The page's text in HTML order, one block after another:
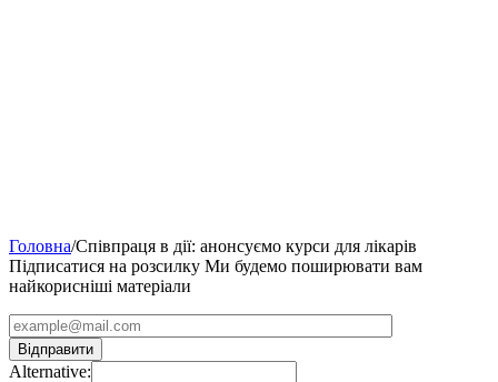
Головна/Співпраця в дії: анонсуємо курси для лікарів
Підписатися на розсилку Ми будемо поширювати вам
найкорисніші матеріали
Alternative: